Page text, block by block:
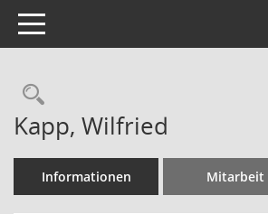
Toggle navigation
Rechercheauswahl
Kapp, Wilfried
Informationen Mitarbeit